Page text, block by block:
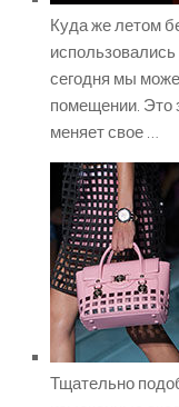
Куда же летом
сегодня мы
помещении. Это
меняет свое …
Тщательно